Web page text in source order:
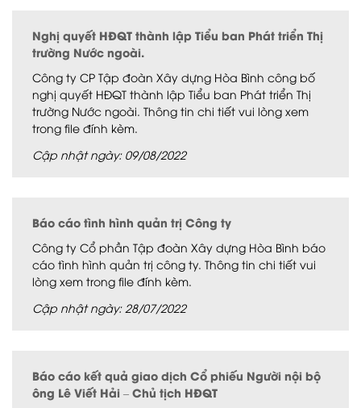
Nghị quyết HĐQT thành lập Tiểu ban Phát triển Thị
trường Nước ngoài.
Công ty CP Tập đoàn Xây dựng Hòa Bình công bố
nghị quyết HĐQT thành lập Tiểu ban Phát triển Thị
trường Nước ngoài. Thông tin chi tiết vui lòng xem
trong file đính kèm.
Cập nhật ngày: 09/08/2022
Báo cáo tình hình quản trị Công ty
Công ty Cổ phần Tập đoàn Xây dựng Hòa Bình báo
cáo tình hình quản trị công ty. Thông tin chi tiết vui
lòng xem trong file đính kèm.
Cập nhật ngày: 28/07/2022
Báo cáo kết quả giao dịch Cổ phiếu Người nội bộ
ông Lê Viết Hải – Chủ tịch HĐQT